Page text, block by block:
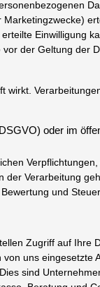
Einwilligung
der Geltung der
wirkt.
oder im
Verarbeitung
und
Zugriff auf Ihre
uns eingesetzte
sind